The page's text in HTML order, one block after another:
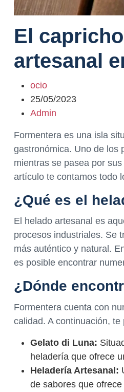
El
artesanal
ocio
25/05/2023
Admin
Formentera es una isla
gastronómica. Uno de los
mientras se pasea por
artículo te contamos todo
¿Qué es el
El helado artesanal es
procesos industriales. Se
más auténtico y natural.
es posible encontrar
¿Dónde
Formentera cuenta con
calidad. A continuación,
Gelato di Luna:
heladería que ofrece
Heladería Artesanal:
de sabores que